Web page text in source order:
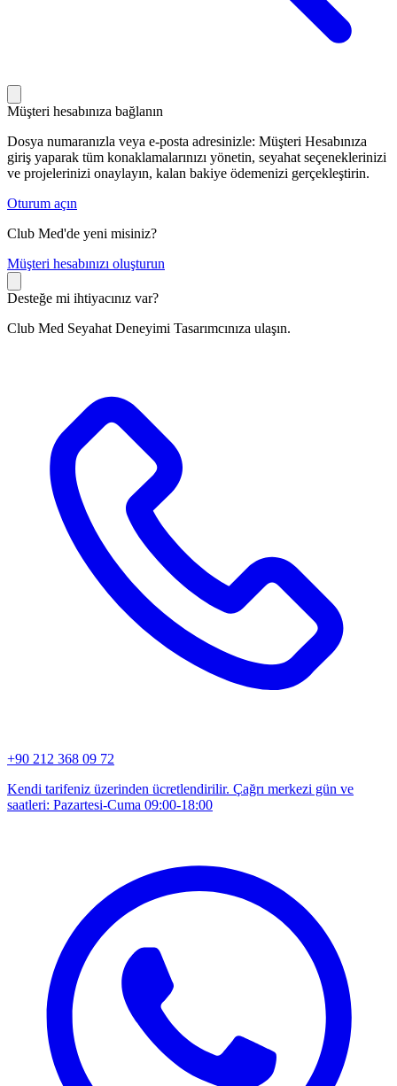
Müşteri hesabınıza bağlanın
Dosya numaranızla veya e-posta adresinizle: Müşteri Hesabınıza
giriş yaparak tüm konaklamalarınızı yönetin, seyahat seçeneklerinizi
ve projelerinizi onaylayın, kalan bakiye ödemenizi gerçekleştirin.
Oturum açın
Club Med'de yeni misiniz?
Müşteri hesabınızı oluşturun
Desteğe mi ihtiyacınız var?
Club Med Seyahat Deneyimi Tasarımcınıza ulaşın.
+90 212 368 09 72
Kendi tarifeniz üzerinden ücretlendirilir. Çağrı merkezi gün ve
saatleri: Pazartesi-Cuma 09:00-18:00